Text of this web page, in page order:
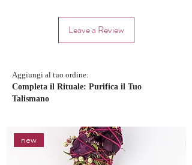
Leave a Review
Aggiungi al tuo ordine:
Completa il Rituale: Purifica il Tuo
Talismano
new